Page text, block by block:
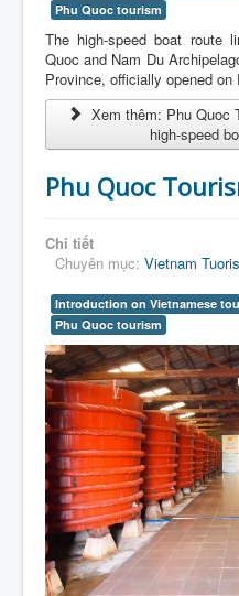
Phu Quoc tourism
The high-speed boat route
Quoc and Nam Du
Province, officially opened on
Xem thêm: Phu Quoc
high-speed
Phu Quoc
Chi tiết
Chuyên mục: Vietnam
Introduction on Vietnamese
Phu Quoc tourism